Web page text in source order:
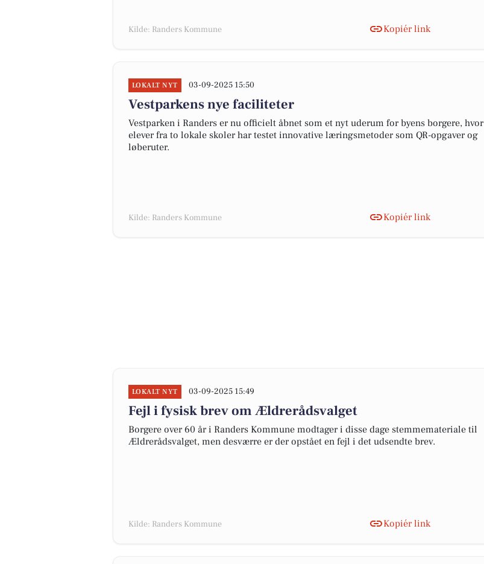
Kilde: Randers Kommune Kopiér link
LOKALT NYT 03-09-2025 15:50
Vestparkens nye faciliteter
Vestparken i Randers er nu officielt åbnet som et nyt uderum for byens borgere, hvor
elever fra to lokale skoler har testet innovative læringsmetoder som QR-opgaver og
løberuter.
Kilde: Randers Kommune Kopiér link
LOKALT NYT 03-09-2025 15:49
Fejl i fysisk brev om Ældrerådsvalget
Borgere over 60 år i Randers Kommune modtager i disse dage stemmemateriale til
Ældrerådsvalget, men desværre er der opstået en fejl i det udsendte brev.
Kilde: Randers Kommune Kopiér link